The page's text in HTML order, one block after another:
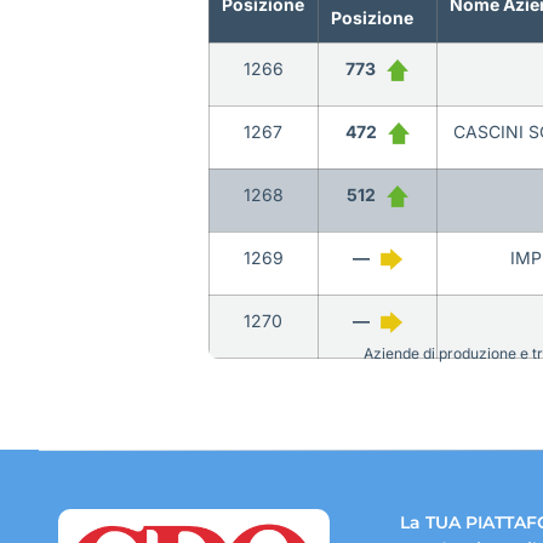
Posizione
Posizione
Nome
1266 773
1267 472 CASCINI
1268 512
1269 —
1270 —
Aziende di produzione e
La TUA